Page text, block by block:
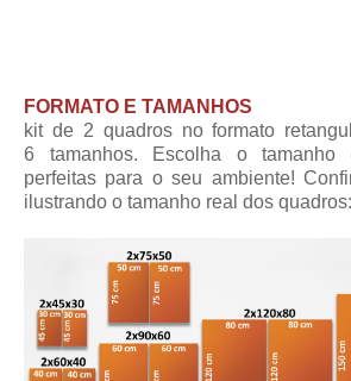
FORMATO E TAMANHOS
kit de 2 quadros no formato
6 tamanhos. Escolha o tamanho
perfeitas para o seu ambiente!
ilustrando o tamanho real dos quadros: